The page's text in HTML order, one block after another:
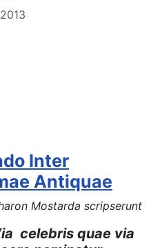
Inter
Antiquae
Mostarda scripserunt
celebris quae via